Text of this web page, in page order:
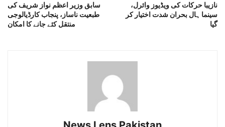
سابق وزیر اعظم نواز شریف کی
طبعیت ناساز، پنجاب کارڈیالوجی
منتقل کئے جانے کا امکان
نازیبا حرکات کی ویڈیوز وائرل،
سینما ہال بحران شدت اختیار کر
گیا